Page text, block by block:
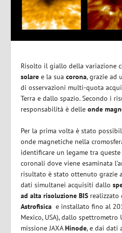
Risolto il giallo della variazione
solare e la suacorona, grazie ad
di osservazioni multi-quota
Terra e dallo spazio. Secondo i
responsabilità è delleonde
Per la prima volta è stato
onde magnetiche nella
identificare un legame tra
coronali dove viene esaminata
risultato è stato ottenuto grazie
dati simultanei acquisiti dallo
ad alta risoluzione BIS realizzato
Astrofisica e installato fino al
Mexico, USA), dallo spettrometro
missione JAXAHinode, e dai dati